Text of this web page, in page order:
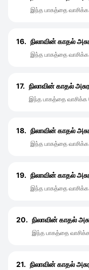
இந்த பாகத்தை
16. நிலாவின் காதல்
இந்த பாகத்தை
17. நிலாவின் காதல்
இந்த பாகத்தை
18. நிலாவின் காதல்
இந்த பாகத்தை
19. நிலாவின் காதல்
இந்த பாகத்தை
20. நிலாவின் காதல்
இந்த பாகத்தை
21. நிலாவின் காதல்